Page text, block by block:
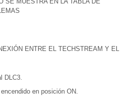
ENTRE EL TECHSTREAM Y EL
DLC3.
en posición ON.